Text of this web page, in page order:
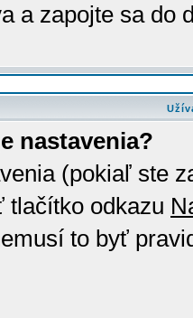
a zapojte sa do
nastavenia?
(pokiaľ ste
tlačítko odkazu
to byť